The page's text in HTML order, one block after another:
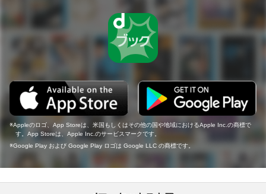
Appleのロゴ、App Storeは、米国もしくはその他の国や地域におけるApple Inc.の商標で
す。App Storeは、Apple Inc.のサービスマークです。
Google Play および Google Play ロゴは Google LLC の商標です。